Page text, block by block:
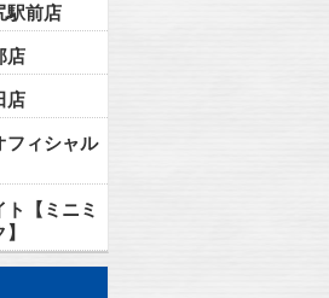
駅前店
店
店
フィシャル
【ミニミ